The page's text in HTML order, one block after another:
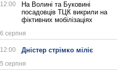
12:00
На Волині та Буковині
посадовців ТЦК викрили на
фіктивних мобілізаціях
6 серпня
12:00 Дністер стрімко міліє
5 серпня